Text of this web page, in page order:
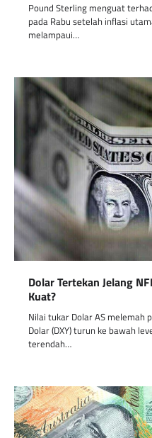
Pound Sterling menguat
pada Rabu setelah inflasi
melampaui…
Dolar Tertekan Jelang
Kuat?
Nilai tukar Dolar AS melemah
Dolar (DXY) turun ke bawah
terendah…